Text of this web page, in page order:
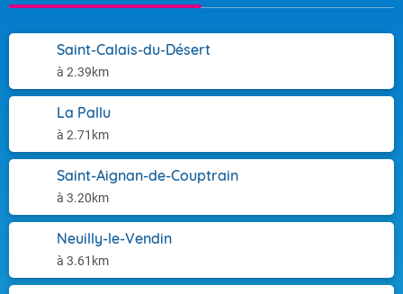
Saint-Calais-du-Désert
à 2.39km
La Pallu
à 2.71km
Saint-Aignan-de-Couptrain
à 3.20km
Neuilly-le-Vendin
à 3.61km